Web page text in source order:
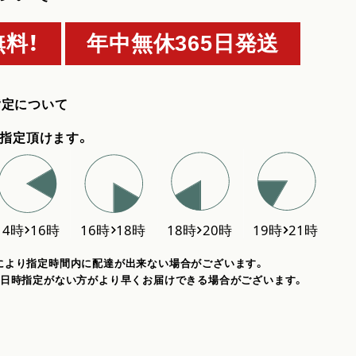
！ 年中無休365日発送
について
定頂けます。
り指定時間内に配達が出来ない場合がございます。
時指定がない方がより早くお届けできる場合がございます。